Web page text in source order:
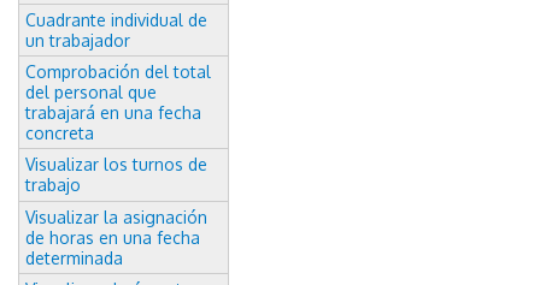
Cuadrante individual de
un trabajador
Comprobación del total
del personal que
trabajará en una fecha
concreta
Visualizar los turnos de
trabajo
Visualizar la asignación
de horas en una fecha
determinada